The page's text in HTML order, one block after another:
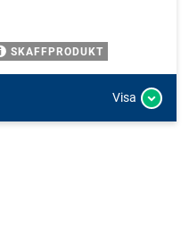
SKAFFPRODUKT
Visa